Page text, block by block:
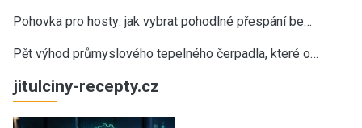
Pohovka pro hosty: jak vybrat pohodlné přespání be…
Pět výhod průmyslového tepelného čerpadla, které o…
jitulciny-recepty.cz